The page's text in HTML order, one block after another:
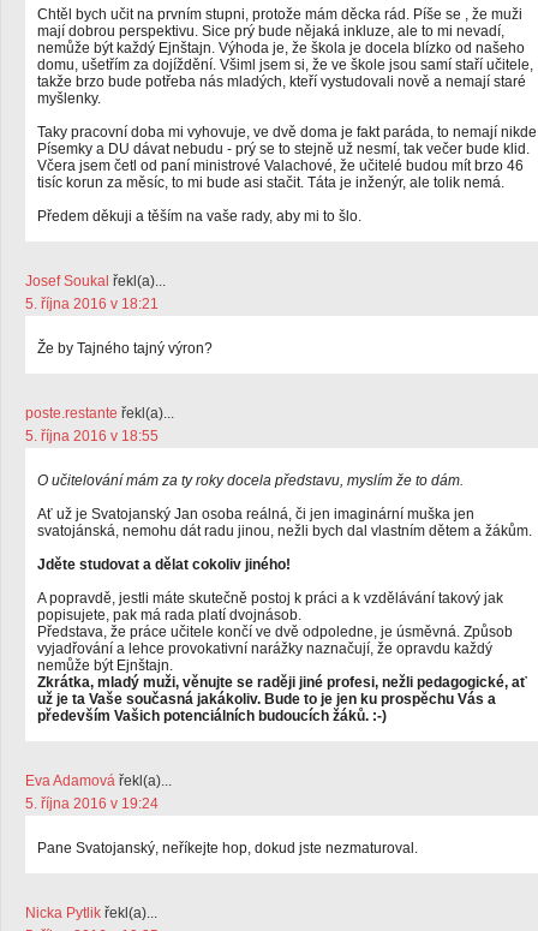
Chtěl bych učit na prvním stupni, protože mám děcka rád. Píše se , že muži
mají dobrou perspektivu. Sice prý bude nějaká inkluze, ale to mi nevadí,
nemůže být každý Ejnštajn. Výhoda je, že škola je docela blízko od našeho
domu, ušetřím za dojíždění. Všiml jsem si, že ve škole jsou samí staří učitele,
takže brzo bude potřeba nás mladých, kteří vystudovali nově a nemají staré
myšlenky.
Taky pracovní doba mi vyhovuje, ve dvě doma je fakt paráda, to nemají
Písemky a DU dávat nebudu - prý se to stejně už nesmí, tak večer bude klid.
Včera jsem četl od paní ministrové Valachové, že učitelé budou mít brzo 46
tisíc korun za měsíc, to mi bude asi stačit. Táta je inženýr, ale tolik nemá.
Předem děkuji a těším na vaše rady, aby mi to šlo.
Josef Soukal řekl(a)...
5. října 2016 v 18:21
Že by Tajného tajný výron?
poste.restante řekl(a)...
5. října 2016 v 18:55
O učitelování mám za ty roky docela představu, myslím že to dám.
Ať už je Svatojanský Jan osoba reálná, či jen imaginární muška jen
svatojánská, nemohu dát radu jinou, nežli bych dal vlastním dětem a žákům.
Jděte studovat a dělat cokoliv jiného!
A popravdě, jestli máte skutečně postoj k práci a k vzdělávání takový jak
popisujete, pak má rada platí dvojnásob.
Představa, že práce učitele končí ve dvě odpoledne, je úsměvná. Způsob
vyjadřování a lehce provokativní narážky naznačují, že opravdu každý
nemůže být Ejnštajn.
Zkrátka, mladý muži, věnujte se raději jiné profesi, nežli pedagogické, ať
už je ta Vaše současná jakákoliv. Bude to je jen ku prospěchu Vás a
především Vašich potenciálních budoucích žáků. :-)
Eva Adamová řekl(a)...
5. října 2016 v 19:24
Pane Svatojanský, neříkejte hop, dokud jste nezmaturoval.
Nicka Pytlik řekl(a)...